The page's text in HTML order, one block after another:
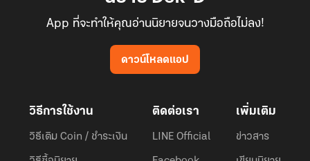
App ที่จะทำให้คุณอ่านนิยายจนวางมือถือไม่ลง!
ดาวน์โหลดแอป
วิธีการใช้งาน
วิธีเติม Coin / ชำระเงิน
ติดต่อเรา
LINE Official
เพิ่มเติม
ข่าวสาร